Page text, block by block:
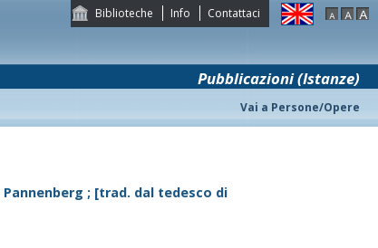
Biblioteche Info Contattaci
Pubblicazioni (Istanze)
Vai a Persone/Opere
; [trad. dal tedesco di